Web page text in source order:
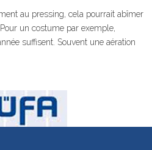
au pressing, cela pourrait abîmer
un costume par exemple,
suffisent. Souvent une aération